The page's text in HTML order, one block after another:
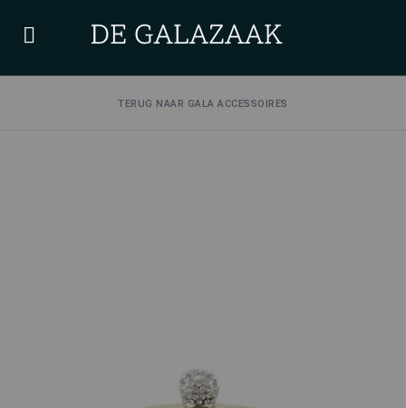
TERUG NAAR GALA ACCESSOIRES